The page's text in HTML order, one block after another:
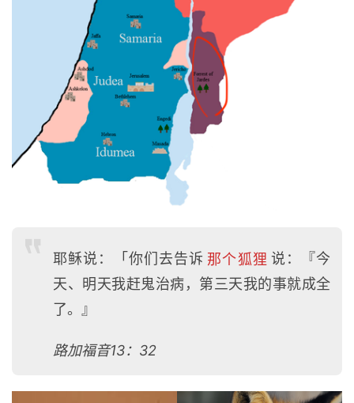
耶稣说：「你们去告诉 那个狐狸 说：『今
天、明天我赶鬼治病，第三天我的事就成全
了。』
路加福音13：32